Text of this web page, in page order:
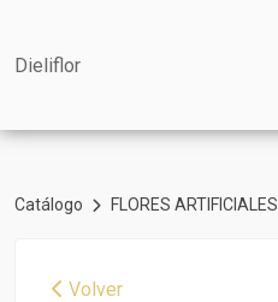
Dieliflor
Catálogo FLORES ARTIFICIALES
Volver